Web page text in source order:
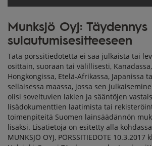
ETUSIVU
MEDIA
PÖRSSITIEDOTTEET
MUNKSJÖ OYJ:
TÄYDENNYS
SULAUTUMISESITTEESEEN
Munksjö Oyj: Täydennys
sulautumisesitteeseen
Tätä pörssitiedotetta ei saa julkaista tai
osittain, suoraan tai välillisesti,
Hongkongissa, Etelä-Afrikassa, Japanissa
sellaisessa maassa, jossa sen
olisi soveltuvien lakien ja sääntöjen
lisädokumenttien laatimista tai
toimenpiteitä Suomen lainsäädännön
lisäksi. Lisätietoja on esitetty alla
MUNKSJÖ OYJ, PÖRSSITIEDOTE 10.3.2017